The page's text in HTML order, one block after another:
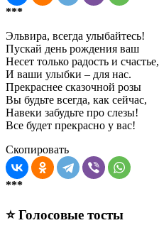
***
Эльвира, всегда улыбайтесь!
Пускай день рождения ваш
Несет только радость и счастье,
И ваши улыбки – для нас.
Прекраснее сказочной розы
Вы будьте всегда, как сейчас,
Навеки забудьте про слезы!
Все будет прекрасно у вас!
Скопировать
***
⭐ Голосовые тосты